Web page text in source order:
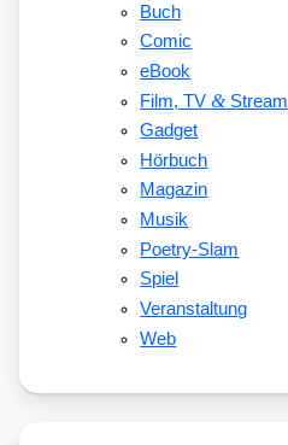
Buch
Comic
eBook
Film, TV&Stream
Gadget
Hörbuch
Magazin
Musik
Poetry-Slam
Spiel
Veranstaltung
Web